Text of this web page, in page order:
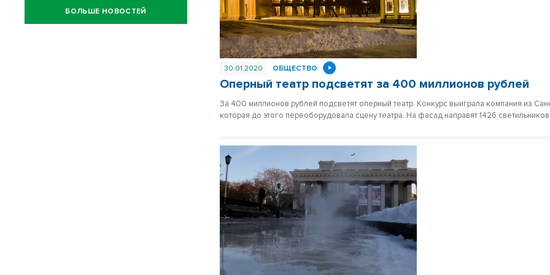
30.01.2020 ОБЩЕСТВО
Оперный театр подсветят за 400 миллионов рублей
За 400 миллионов рублей подсветят оперный театр. Конкурс выиграла компания из
которая до этого переоборудовала сцену театра. На фасад направят 1426
БОЛЬШЕ НОВОСТЕЙ